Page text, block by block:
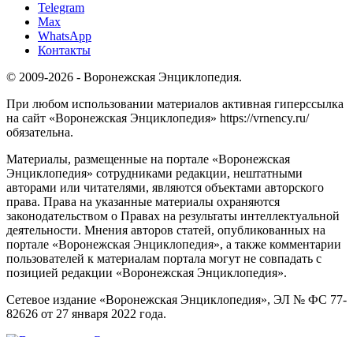
Telegram
Max
WhatsApp
Контакты
© 2009-2026 - Воронежская Энциклопедия.
При любом использовании материалов активная гиперссылка
на сайт «Воронежская Энциклопедия» https://vrnency.ru/
обязательна.
Материалы, размещенные на портале «Воронежская
Энциклопедия» сотрудниками редакции, нештатными
авторами или читателями, являются объектами авторского
права. Права на указанные материалы охраняются
законодательством о Правах на результаты интеллектуальной
деятельности. Мнения авторов статей, опубликованных на
портале «Воронежская Энциклопедия», а также комментарии
пользователей к материалам портала могут не совпадать с
позицией редакции «Воронежская Энциклопедия».
Сетевое издание «Воронежская Энциклопедия», ЭЛ № ФС 77-
82626 от 27 января 2022 года.